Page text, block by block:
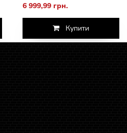
6 999,99 грн.
Купити